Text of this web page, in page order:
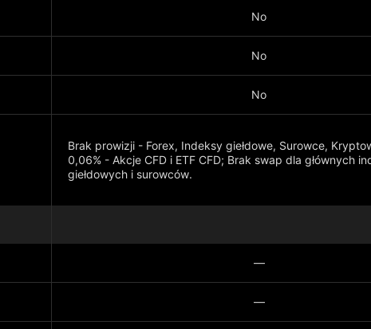
No
No
No
Brak prowizji - Forex, Indeksy giełdowe, Surowce,
0,06% - Akcje CFD i ETF CFD; Brak swap dla głównych
giełdowych i surowców.
—
—